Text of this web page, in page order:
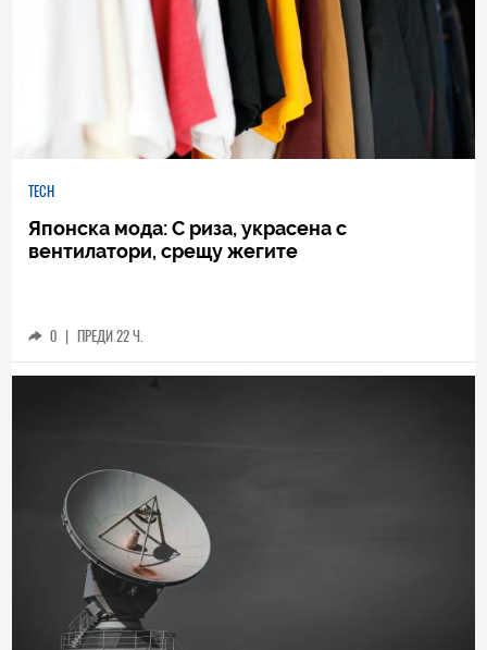
TECH
Японска мода: С риза, украсена с
вентилатори, срещу жегите
0 | ПРЕДИ 22 Ч.